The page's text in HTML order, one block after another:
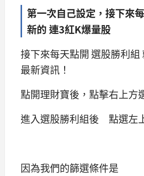
第一次自己設定，接下來
新的 連3紅K爆量股
接下來每天點開 選股勝利組
最新資訊！
點開理財寶後，點擊右上方
進入選股勝利組後 點選左
因為我們的篩選條件是